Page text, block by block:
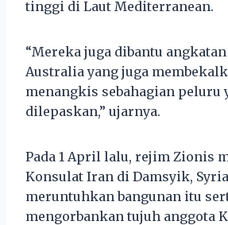
tinggi di Laut Mediterranean.
“Mereka juga dibantu
Australia yang juga
menangkis sebahagian peluru
dilepaskan,” ujarnya.
Pada 1 April lalu, rejim Zionis
Konsulat Iran di Damsyik,
meruntuhkan bangunan itu
mengorbankan tujuh anggota